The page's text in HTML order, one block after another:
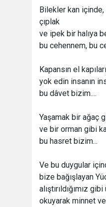
Bilekler kan
çıplak
ve ipek bir halıya
bu cehennem, bu
Kapansın el
yok edin insanın
bu dâvet bizim....
Yaşamak bir ağaç
ve bir orman gibi
bu hasret bizim...
Ve bu duygular
bize bağışlayan
alıştırıldığımız
okuyarak minnet ve